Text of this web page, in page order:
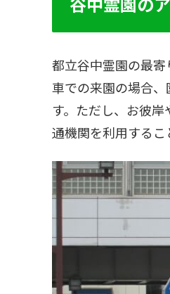
都立谷中霊園の最寄
車での来園の場合
す。ただし、お彼
通機関を利用するこ